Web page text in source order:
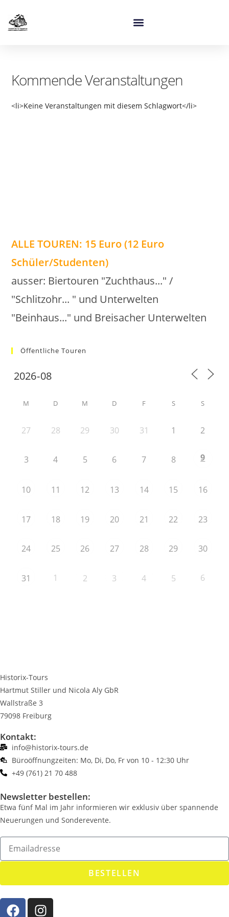
Kommende Veranstaltungen
<li>Keine Veranstaltungen mit diesem Schlagwort</li>
ALLE TOUREN: 15 Euro (12 Euro
Schüler/Studenten)
ausser: Biertouren "Zuchthaus..." /
"Schlitzohr... " und Unterwelten
"Beinhaus..." und Breisacher Unterwelten
Öffentliche Touren
M D M D F S S
27 28 29 30 31 1 2
3 4 5 6 7 8 9
10 11 12 13 14 15 16
17 18 19 20 21 22 23
24 25 26 27 28 29 30
31 1 2 3 4 5 6
Historix-Tours
Hartmut Stiller und Nicola Aly GbR
Wallstraße 3
79098 Freiburg
Kontakt:
info@historix-tours.de
Büroöffnungzeiten: Mo, Di, Do, Fr von 10 - 12:30 Uhr
+49 (761) 21 70 488
Newsletter bestellen:
Etwa fünf Mal im Jahr informieren wir exklusiv über spannende
Neuerungen und Sonderevente.
BESTELLEN